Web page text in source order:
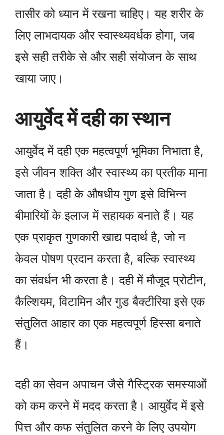
तासीर को ध्यान में रखना चाहिए। यह शरीर के
लिए लाभदायक और स्वास्थ्यवर्धक होगा, जब
इसे सही तरीके से और सही संयोजन के साथ
खाया जाए।
आयुर्वेद में दही का स्थान
आयुर्वेद में दही एक महत्वपूर्ण भूमिका निभाता है,
इसे जीवन शक्ति और स्वास्थ्य का प्रतीक माना
जाता है। दही के औषधीय गुण इसे विभिन्न
बीमारियों के इलाज में सहायक बनाते हैं। यह
एक प्राकृत गुणकारी खाद्य पदार्थ है, जो न
केवल पोषण प्रदान करता है, बल्कि स्वास्थ्य
का संवर्धन भी करता है। दही में मौजूद प्रोटीन,
कैल्शियम, विटामिन और गुड बैक्टीरिया इसे एक
संतुलित आहार का एक महत्वपूर्ण हिस्सा बनाते
हैं।
दही का सेवन अपाचन जैसे गैस्ट्रिक समस्याओं
को कम करने में मदद करता है। आयुर्वेद में इसे
पित्त और कफ संतुलित करने के लिए उपयोग